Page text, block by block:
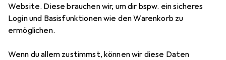
Website. Diese brauchen wir, um dir bspw. ein sicheres
Login und Basisfunktionen wie den Warenkorb zu
ermöglichen.
Wenn du allem zustimmst, können wir diese Daten
Diese Marke gefällt mir